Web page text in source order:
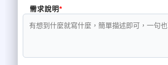
需求說明